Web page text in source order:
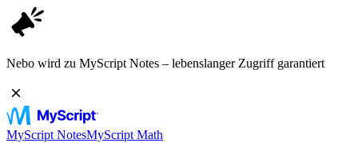
Nebo wird zu MyScript Notes – lebenslanger Zugriff garantiert
MyScript NotesMyScript Math